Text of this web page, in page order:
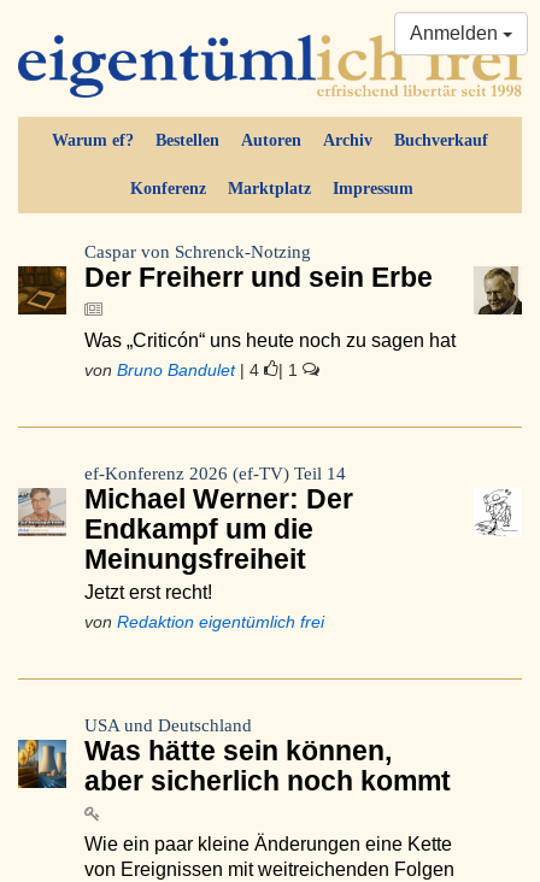
Warum ef? Bestellen Autoren Archiv Buchverkauf
Konferenz Marktplatz Impressum
Anmelden
Caspar von Schrenck-Notzing
Der Freiherr und sein Erbe
Was „Criticón“ uns heute noch zu sagen hat
von Bruno Bandulet| 4 | 1
ef-Konferenz 2026 (ef-TV) Teil 14
Michael Werner: Der
Endkampf um die
Meinungsfreiheit
Jetzt erst recht!
von Redaktion eigentümlich frei
USA und Deutschland
Was hätte sein können,
aber sicherlich noch kommt
Wie ein paar kleine Änderungen eine Kette
von Ereignissen mit weitreichenden Folgen